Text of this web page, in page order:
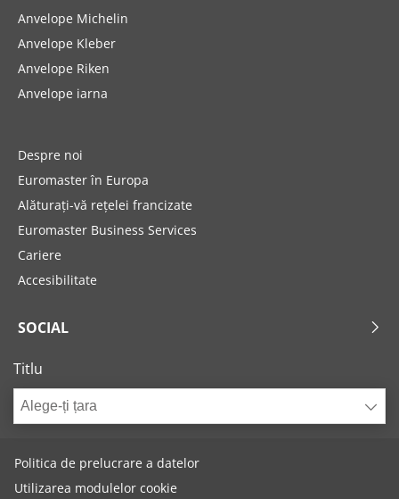
Anvelope Michelin
Anvelope Kleber
Anvelope Riken
Anvelope iarna
Despre noi
Euromaster în Europa
Alăturați-vă rețelei francizate
Euromaster Business Services
Cariere
Accesibilitate
SOCIAL
Titlu
Alege-ți țara
Politica de prelucrare a datelor
Utilizarea modulelor cookie